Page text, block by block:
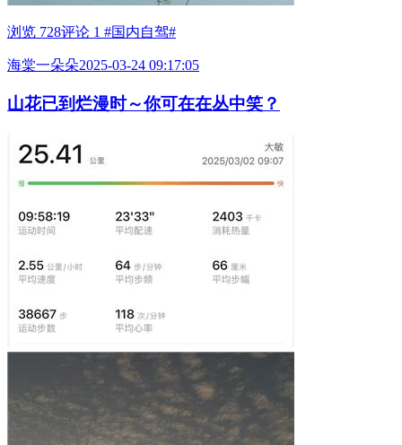
浏览 728评论 1 #国内自驾#
海棠一朵朵2025-03-24 09:17:05
山花已到烂漫时～你可在在丛中笑？